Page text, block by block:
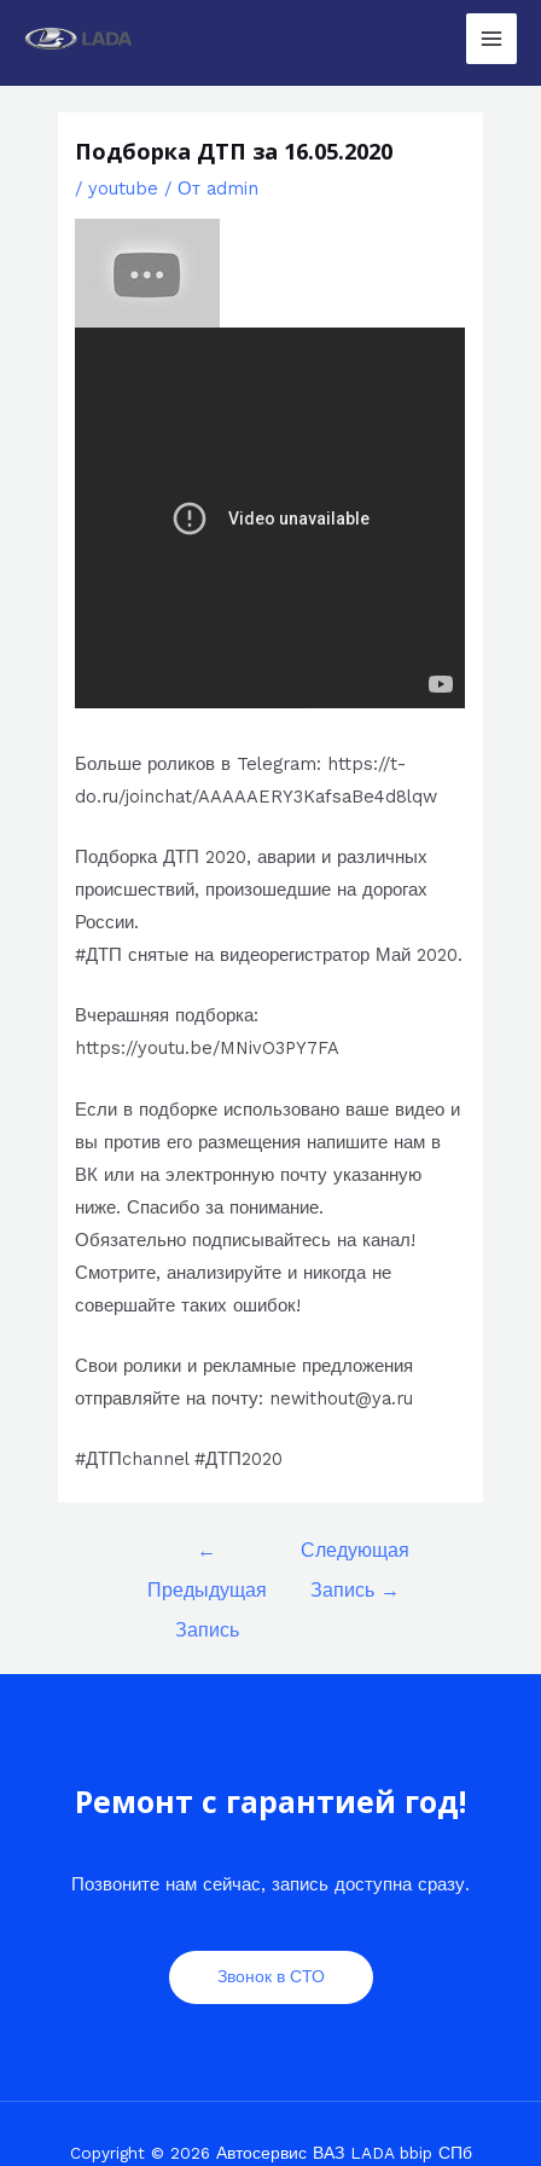
Main
Подборка ДТП за 16.05.2020
/youtube / От admin
Больше роликов в Telegram: https://t-
do.ru/joinchat/AAAAAERY3KafsaBe4d8lqw
Подборка ДТП 2020, аварии и различных
происшествий, произошедшие на дорогах
России.
#ДТП снятые на видеорегистратор Май 2020.
Вчерашняя подборка:
https://youtu.be/MNivO3PY7FA
Если в подборке использовано ваше видео и
вы против его размещения напишите нам в
ВК или на электронную почту указанную
ниже. Спасибо за понимание.
Обязательно подписывайтесь на канал!
Смотрите, анализируйте и никогда не
совершайте таких ошибок!
Свои ролики и рекламные предложения
отправляйте на почту: newithout@ya.ru
#ДТПchannel #ДТП2020
←
Предыдущая
Запись
Следующая
Запись →
Ремонт с гарантией год!
Позвоните нам сейчас, запись доступна сразу.
Звонок в СТО
Copyright © 2026 Автосервис ВАЗ LADA bbip СПб